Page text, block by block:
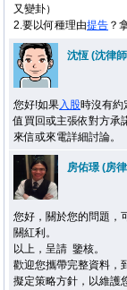
又變卦）
2.要以何種理由提告 ？
沈恆 (沈律
您好!如果入股時沒有約
值買回或主張依對方承
來信或來電詳細討論。
房佑璟 (房
您好，關於您的問題，
關紅利。
以上，呈請 鑒核。
歡迎您攜帶完整資料，
擬定策略方針，以維護